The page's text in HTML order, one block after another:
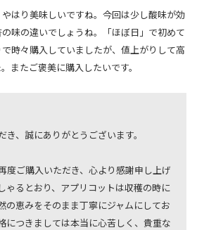
はり美味しいですね。今回は少し酸味が効
味の違いでしょうね。「ほぼ日」で初めて
時々購入していましたが、値上がりして高
またご褒美に購入したいです。
、誠にありがとうございます。
度ご購入いただき、心より感謝申し上げ
ゃるとおり、アプリコットは収穫の時に
の恵みをそのまま丁寧にジャムにしてお
につきましては本当に心苦しく、貴重な